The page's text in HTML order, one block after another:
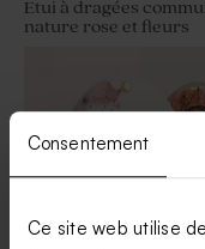
Consentement
Ce site web utilise
Étui à dragées
nature rose et fleurs